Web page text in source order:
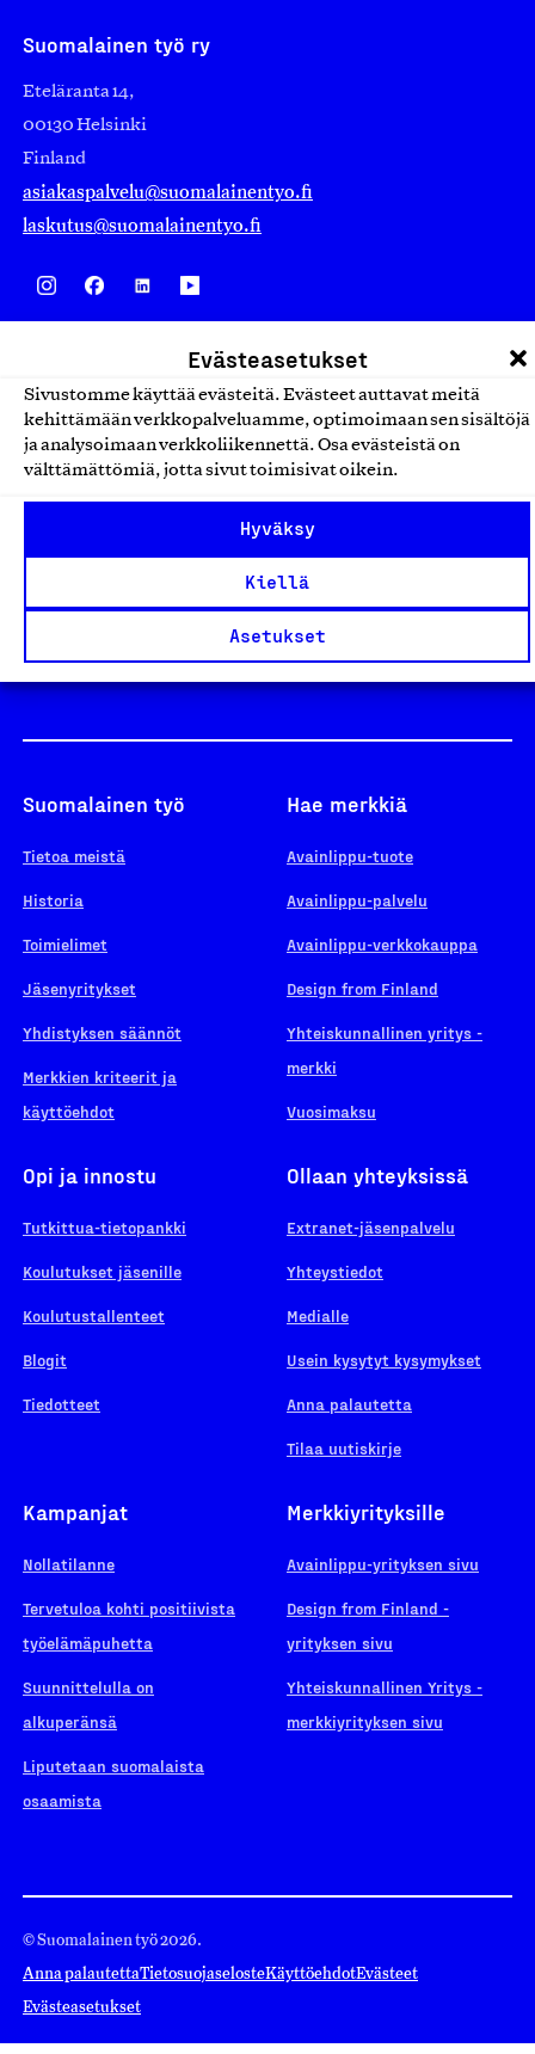
Evästeasetukset
Sivustomme käyttää evästeitä. Evästeet auttavat meitä
kehittämään verkkopalveluamme, optimoimaan sen sisältöjä
ja analysoimaan verkkoliikennettä. Osa evästeistä on
välttämättömiä, jotta sivut toimisivat oikein.
Hyväksy
Kiellä
Asetukset
Suomalainen työ ry
Eteläranta 14,
00130 Helsinki
Finland
asiakaspalvelu@suomalainentyo.fi
laskutus@suomalainentyo.fi
Design From Finland
Yhteiskunnallinen Yritys -merkki
Suomalainen työ
Tietoa meistä
Historia
Toimielimet
Jäsenyritykset
Yhdistyksen säännöt
Merkkien kriteerit ja
käyttöehdot
Hae merkkiä
Avainlippu-tuote
Avainlippu-palvelu
Avainlippu-verkkokauppa
Design from Finland
Yhteiskunnallinen yritys -
merkki
Vuosimaksu
Opi ja innostu
Tutkittua-tietopankki
Koulutukset jäsenille
Koulutustallenteet
Blogit
Tiedotteet
Ollaan yhteyksissä
Extranet-jäsenpalvelu
Yhteystiedot
Medialle
Usein kysytyt kysymykset
Anna palautetta
Tilaa uutiskirje
Kampanjat
Nollatilanne
Tervetuloa kohti positiivista
työelämäpuhetta
Suunnittelulla on
alkuperänsä
Liputetaan suomalaista
osaamista
Merkkiyrityksille
Avainlippu-yrityksen sivu
Design from Finland -
yrityksen sivu
Yhteiskunnallinen Yritys -
merkkiyrityksen sivu
© Suomalainen työ 2026.
Anna palautettaTietosuojaselosteKäyttöehdotEvästeet
Evästeasetukset